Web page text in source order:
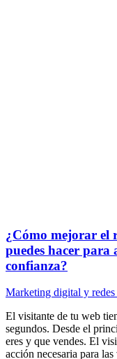
¿Cómo mejorar el
puedes hacer para
confianza?
Marketing digital y redes
El visitante de tu web
segundos. Desde el
eres y que vendes. El
acción necesaria para